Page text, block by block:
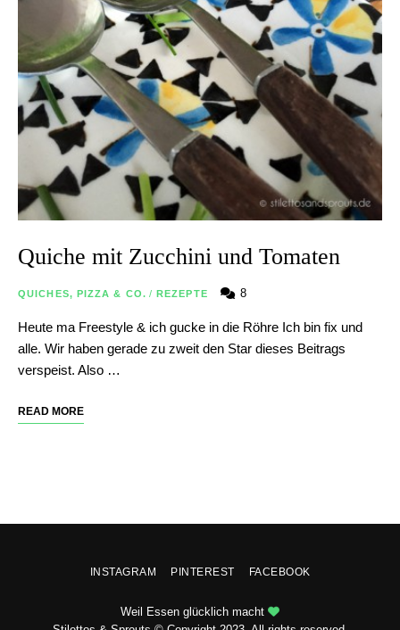
Quiche mit Zucchini und Tomaten
QUICHES, PIZZA & CO. / REZEPTE 8
Heute ma Freestyle & ich gucke in die Röhre Ich bin fix und
alle. Wir haben gerade zu zweit den Star dieses Beitrags
verspeist. Also …
READ MORE
INSTAGRAM PINTEREST FACEBOOK
Weil Essen glücklich macht